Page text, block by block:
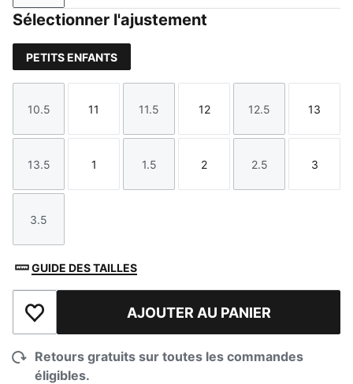
Sélectionner l'ajustement
PETITS ENFANTS
Taille
10.5
Taille
11
Taille
11.5
Taille
12
Taille
12.5
Taille
13
Taille
13.5
Taille
1
Taille
1.5
Taille
2
Taille
2.5
Taille
3
Taille
3.5
GUIDE DES TAILLES
Ajouter à la liste de souhaits
AJOUTER AU PANIER
Retours gratuits sur toutes les commandes
éligibles.